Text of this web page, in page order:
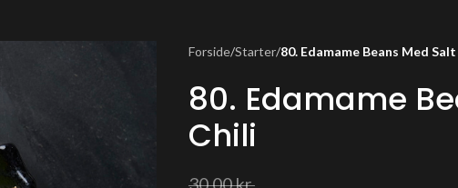
Forside/Starter/80. Edamame Beans Med
80. Edamame
Chili